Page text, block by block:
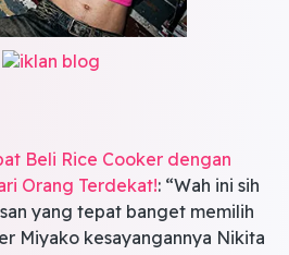
Beli Rice Cooker dengan
Orang Terdekat!: “Wah ini sih
yang tepat banget memilih
Miyako kesayangannya Nikita